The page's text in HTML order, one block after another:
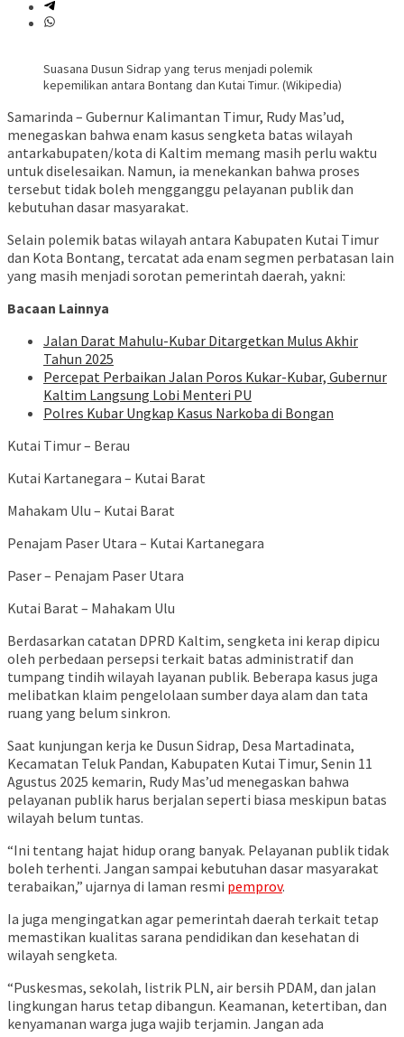
Suasana Dusun Sidrap yang terus menjadi polemik
kepemilikan antara Bontang dan Kutai Timur. (Wikipedia)
Samarinda – Gubernur Kalimantan Timur, Rudy Mas’ud,
menegaskan bahwa enam kasus sengketa batas wilayah
antarkabupaten/kota di Kaltim memang masih perlu waktu
untuk diselesaikan. Namun, ia menekankan bahwa proses
tersebut tidak boleh mengganggu pelayanan publik dan
kebutuhan dasar masyarakat.
Selain polemik batas wilayah antara Kabupaten Kutai Timur
dan Kota Bontang, tercatat ada enam segmen perbatasan lain
yang masih menjadi sorotan pemerintah daerah, yakni:
Bacaan Lainnya
Jalan Darat Mahulu-Kubar Ditargetkan Mulus Akhir
Tahun 2025
Percepat Perbaikan Jalan Poros Kukar-Kubar, Gubernur
Kaltim Langsung Lobi Menteri PU
Polres Kubar Ungkap Kasus Narkoba di Bongan
Kutai Timur – Berau
Kutai Kartanegara – Kutai Barat
Mahakam Ulu – Kutai Barat
Penajam Paser Utara – Kutai Kartanegara
Paser – Penajam Paser Utara
Kutai Barat – Mahakam Ulu
Berdasarkan catatan DPRD Kaltim, sengketa ini kerap dipicu
oleh perbedaan persepsi terkait batas administratif dan
tumpang tindih wilayah layanan publik. Beberapa kasus juga
melibatkan klaim pengelolaan sumber daya alam dan tata
ruang yang belum sinkron.
Saat kunjungan kerja ke Dusun Sidrap, Desa Martadinata,
Kecamatan Teluk Pandan, Kabupaten Kutai Timur, Senin 11
Agustus 2025 kemarin, Rudy Mas’ud menegaskan bahwa
pelayanan publik harus berjalan seperti biasa meskipun batas
wilayah belum tuntas.
“Ini tentang hajat hidup orang banyak. Pelayanan publik tidak
boleh terhenti. Jangan sampai kebutuhan dasar masyarakat
terabaikan,” ujarnya di laman resmi pemprov.
Ia juga mengingatkan agar pemerintah daerah terkait tetap
memastikan kualitas sarana pendidikan dan kesehatan di
wilayah sengketa.
“Puskesmas, sekolah, listrik PLN, air bersih PDAM, dan jalan
lingkungan harus tetap dibangun. Keamanan, ketertiban, dan
kenyamanan warga juga wajib terjamin. Jangan ada